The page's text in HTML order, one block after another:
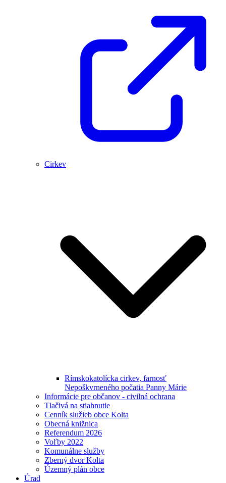
Cirkev
Rímskokatolícka cirkev, farnosť
Nepoškvrneného počatia Panny Márie
Informácie pre občanov - civilná ochrana
Tlačivá na stiahnutie
Cenník služieb obce Kolta
Obecná knižnica
Referendum 2026
Voľby 2022
Komunálne služby
Zberný dvor Kolta
Územný plán obce
Úrad